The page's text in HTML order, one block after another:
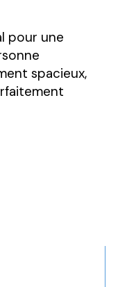
spacieux,